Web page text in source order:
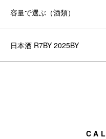
容量で選ぶ（酒類）
日本酒 R7BY 2025BY